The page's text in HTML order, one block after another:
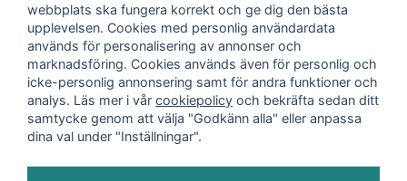
webbplats ska fungera korrekt och ge dig den bästa
upplevelsen. Cookies med personlig användardata
används för personalisering av annonser och
marknadsföring. Cookies används även för personlig och
icke-personlig annonsering samt för andra funktioner och
analys. Läs mer i vår cookiepolicy och bekräfta sedan ditt
samtycke genom att välja "Godkänn alla" eller anpassa
dina val under "Inställningar".